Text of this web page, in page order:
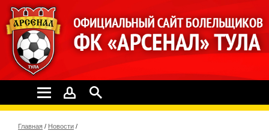
Главная / Новости /